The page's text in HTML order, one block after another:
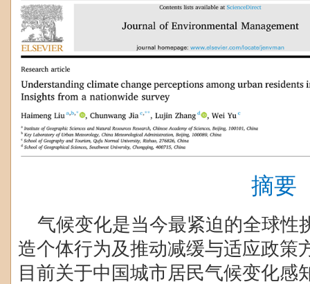
摘要
气候变化是当今最紧迫的全球性
造个体行为及推动减缓与适应政策
目前关于中国城市居民气候变化感